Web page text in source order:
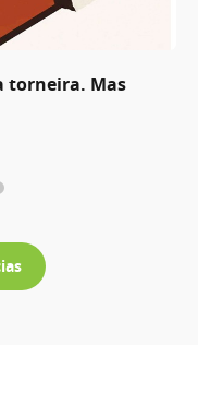
torneira. Mas